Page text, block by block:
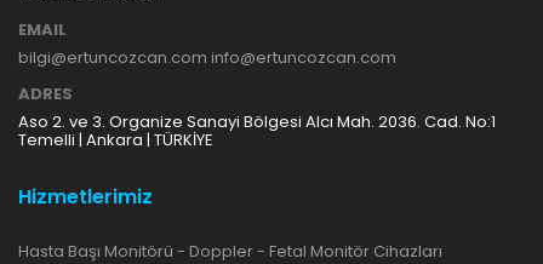
EMAIL
bilgi@ertuncozcan.com info@ertuncozcan.com
ADRES
Aso 2. ve 3. Organize Sanayi Bölgesi Alcı Mah. 2036. Cad. No:1
Temelli | Ankara | TÜRKİYE
Hizmetlerimiz
Hasta Başı Monitörü - Doppler - Fetal Monitör Cihazları